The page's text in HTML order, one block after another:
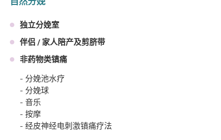
独立分娩室
伴侣 / 家人陪产及剪脐带
非药物类镇痛
- 分娩池水疗
- 分娩球
- 音乐
- 按摩
- 经皮神经电刺激镇痛疗法